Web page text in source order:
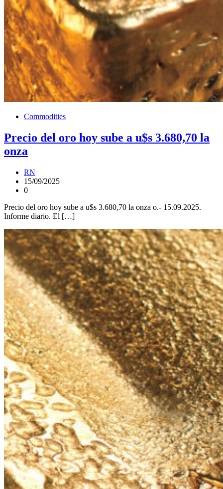
Commodities
Precio del oro hoy sube a u$s 3.680,70 la
onza
RN
15/09/2025
0
Precio del oro hoy sube a u$s 3.680,70 la onza o.- 15.09.2025.
Informe diario. El […]